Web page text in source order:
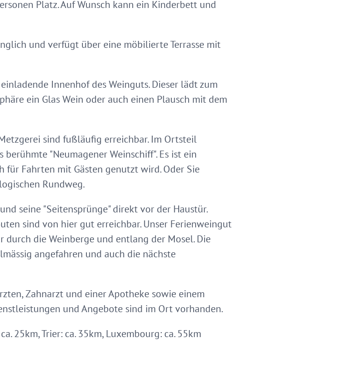
Platz. Auf Wunsch kann ein Kinderbett und
und verfügt über eine möbilierte Terrasse mit
Innenhof des Weinguts. Dieser lädt zum
ein Glas Wein oder auch einen Plausch mit dem
sind fußläufig erreichbar. Im Ortsteil
"Neumagener Weinschiff". Es ist ein
für Fahrten mit Gästen genutzt wird. Oder Sie
Rundweg.
seine "Seitensprünge" direkt vor der Haustür.
sind von hier gut erreichbar. Unser Ferienweingut
die Weinberge und entlang der Mosel. Die
angefahren und auch die nächste
Zahnarzt und einer Apotheke sowie einem
und Angebote sind im Ort vorhanden.
25km, Trier: ca. 35km, Luxembourg: ca. 55km